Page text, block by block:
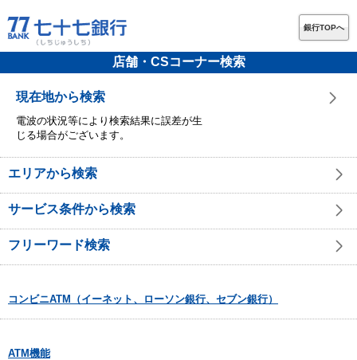
銀行TOPへ
店舗・CSコーナー検索
現在地から検索
電波の状況等により検索結果に誤差が生
じる場合がございます。
エリアから検索
サービス条件から検索
フリーワード検索
コンビニATM（イーネット、ローソン銀行、セブン銀行）
ATM機能